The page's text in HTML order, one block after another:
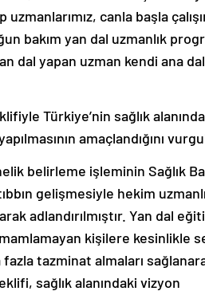
canla başla
bakım yan dal uzmanlık
dal yapan uzman kendi ana
Türkiye’nin sağlık
amaçlandığını
belirleme işleminin Sağlık
gelişmesiyle hekim
adlandırılmıştır. Yan dal
kişilere kesinlikle
tazminat almaları
sağlık alanındaki vizyon